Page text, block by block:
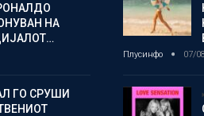
НА
ГО СРУШИ
Плусинфо 07/